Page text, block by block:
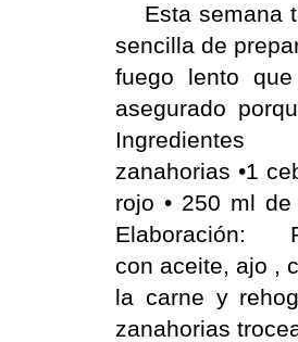
Esta semana
sencilla de
fuego lento
asegurado
Ingredientes •
zanahorias •1
rojo • 250 ml
Elaboración:
con aceite, ajo ,
la carne y
zanahorias